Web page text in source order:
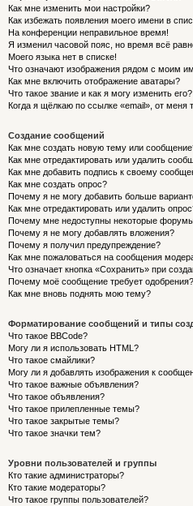
Как мне изменить мои настройки?
Как избежать появления моего имени в
На конференции неправильное время!
Я изменил часовой пояс, но время всё
Моего языка нет в списке!
Что означают изображения рядом с моим
Как мне включить отображение аватары?
Что такое звание и как я могу изменить его?
Когда я щёлкаю по ссылке «email», от меня
Создание сообщений
Как мне создать новую тему или
Как мне отредактировать или удалить
Как мне добавить подпись к своему
Как мне создать опрос?
Почему я не могу добавить больше
Как мне отредактировать или удалить
Почему мне недоступны некоторые
Почему я не могу добавлять вложения?
Почему я получил предупреждение?
Как мне пожаловаться на сообщения
Что означает кнопка «Сохранить» при
Почему моё сообщение требует одобрения?
Как мне вновь поднять мою тему?
Форматирование сообщений и типы
Что такое BBCode?
Могу ли я использовать HTML?
Что такое смайлики?
Могу ли я добавлять изображения к
Что такое важные объявления?
Что такое объявления?
Что такое прилепленные темы?
Что такое закрытые темы?
Что такое значки тем?
Уровни пользователей и группы
Кто такие администраторы?
Кто такие модераторы?
Что такое группы пользователей?